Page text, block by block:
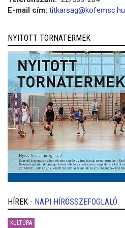
E-mail cím: titkarsag@kofemsc.hu
NYITOTT TORNATERMEK
HÍREK - NAPI HÍRÖSSZEFOGLALÓ
KULTÚRA